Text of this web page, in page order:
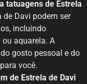
tatuagens de Estrela
de Davi podem ser
incluindo
aquarela. A
gosto pessoal e do
você.
de Estrela de Davi